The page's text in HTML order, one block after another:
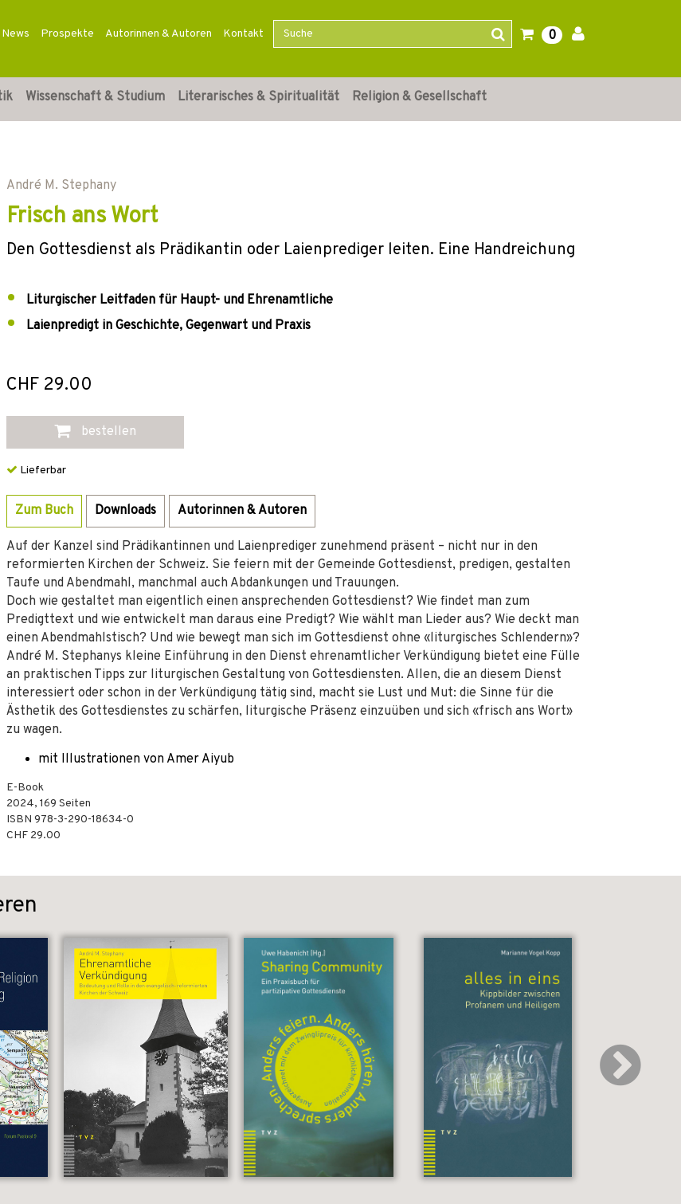
News Prospekte Autorinnen & Autoren Kontakt 0
Wissenschaft & Studium Literarisches & Spiritualität Religion & Gesellschaft
André M. Stephany
Frisch ans Wort
Den Gottesdienst als Prädikantin oder Laienprediger leiten. Eine Handreichung
Liturgischer Leitfaden für Haupt- und Ehrenamtliche
Laienpredigt in Geschichte, Gegenwart und Praxis
CHF 29.00
bestellen
Lieferbar
Zum Buch Downloads Autorinnen & Autoren
Auf der Kanzel sind Prädikantinnen und Laienprediger zunehmend präsent – nicht nur in den
reformierten Kirchen der Schweiz. Sie feiern mit der Gemeinde Gottesdienst, predigen, gestalten
Taufe und Abendmahl, manchmal auch Abdankungen und Trauungen.
Doch wie gestaltet man eigentlich einen ansprechenden Gottesdienst? Wie findet man zum
Predigttext und wie entwickelt man daraus eine Predigt? Wie wählt man Lieder aus? Wie deckt man
einen Abendmahlstisch? Und wie bewegt man sich im Gottesdienst ohne «liturgisches Schlendern»?
André M. Stephanys kleine Einführung in den Dienst ehrenamtlicher Verkündigung bietet eine Fülle
an praktischen Tipps zur liturgischen Gestaltung von Gottesdiensten. Allen, die an diesem Dienst
interessiert oder schon in der Verkündigung tätig sind, macht sie Lust und Mut: die Sinne für die
Ästhetik des Gottesdienstes zu schärfen, liturgische Präsenz einzuüben und sich «frisch ans Wort»
zu wagen.
mit Illustrationen von Amer Aiyub
E-Book
2024, 169 Seiten
ISBN 978-3-290-18634-0
CHF 29.00